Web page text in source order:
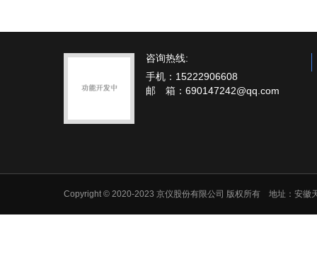
咨询热线:
手机：15222906608
邮 箱：690147242@qq.com
Copyright © 2020-2023 京仪股份有限公司 版权所有 地址：安